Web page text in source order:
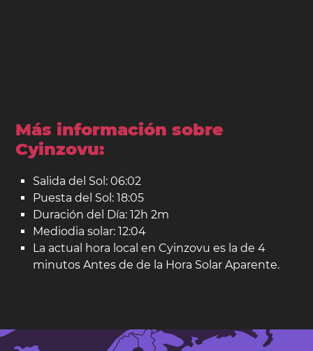
Más información sobre
Cyinzovu:
Salida del Sol: 06:02
Puesta del Sol: 18:05
Duración del Día: 12h 2m
Mediodia solar: 12:04
La actual hora local en Cyinzovu es la de 4
minutos Antes de de la Hora Solar Aparente.